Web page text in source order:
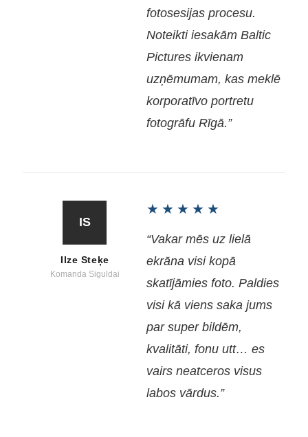
fotosesijas procesu.
Noteikti iesakām Baltic
Pictures ikvienam
uzņēmumam, kas meklē
korporatīvo portretu
fotogrāfu Rīgā.”
IS
Ilze Steķe
Komanda Siguldai
★★★★★
“Vakar mēs uz lielā
ekrāna visi kopā
skatījāmies foto. Paldies
visi kā viens saka jums
par super bildēm,
kvalitāti, fonu utt… es
vairs neatceros visus
labos vārdus.”